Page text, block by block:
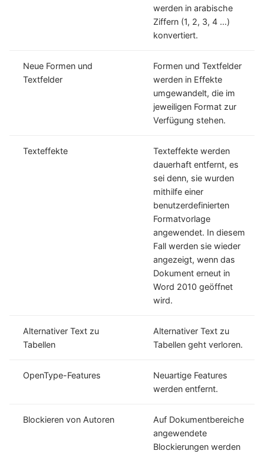
werden in arabische
Ziffern (1, 2, 3, 4 …)
konvertiert.
Neue Formen und
Textfelder
Formen und Textfelder
werden in Effekte
umgewandelt, die im
jeweiligen Format zur
Verfügung stehen.
Texteffekte
Texteffekte werden
dauerhaft entfernt, es
sei denn, sie wurden
mithilfe einer
benutzerdefinierten
Formatvorlage
angewendet. In diesem
Fall werden sie wieder
angezeigt, wenn das
Dokument erneut in
Word 2010 geöffnet
wird.
Alternativer Text zu
Tabellen
Alternativer Text zu
Tabellen geht verloren.
OpenType-Features
Neuartige Features
werden entfernt.
Blockieren von Autoren
Auf Dokumentbereiche
angewendete
Blockierungen werden